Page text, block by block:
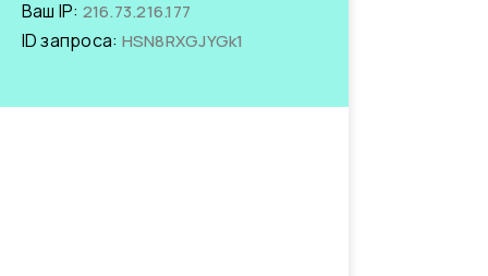
Ваш IP: 216.73.216.177
ID запроса: HSN8RXGJYGk1